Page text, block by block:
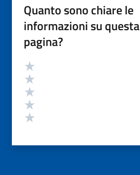
Quanto sono chiare le
informazioni su questa
pagina?
Valutazione